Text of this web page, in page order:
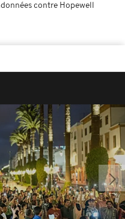
contre Hopewell